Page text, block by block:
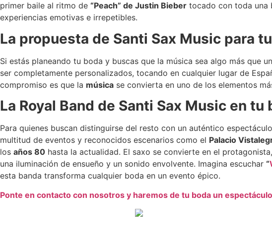
primer baile al ritmo de “Peach” de Justin Bieber tocado con toda una
experiencias emotivas e irrepetibles.
La propuesta de Santi Sax Music para
Si estás planeando tu boda y buscas que la música sea algo más que
ser completamente personalizados, tocando en cualquier lugar de
compromiso es que la música se convierta en uno de los elementos
La Royal Band de Santi Sax Music en tu
Para quienes buscan distinguirse del resto con un auténtico
multitud de eventos y reconocidos escenarios como el Palacio
los años 80 hasta la actualidad. El saxo se convierte en el
una iluminación de ensueño y un sonido envolvente. Imagina escuchar “
esta banda transforma cualquier boda en un evento épico.
Ponte en contacto con nosotros y haremos de tu boda un espectáculo